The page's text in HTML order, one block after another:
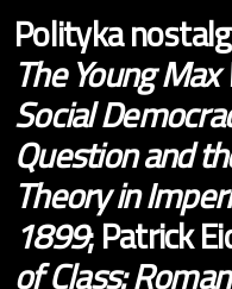
Polityka
The Young
Social
Question and
Theory in
1899; Patrick
of Class: